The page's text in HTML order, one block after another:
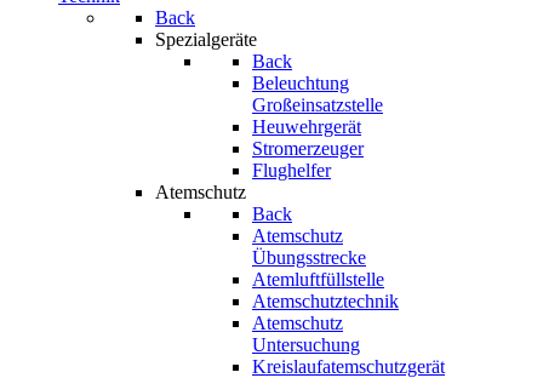
Back
Spezialgeräte
Back
Beleuchtung
Großeinsatzstelle
Heuwehrgerät
Stromerzeuger
Flughelfer
Atemschutz
Back
Atemschutz
Übungsstrecke
Atemluftfüllstelle
Atemschutztechnik
Atemschutz
Untersuchung
Kreislaufatemschutzgerät